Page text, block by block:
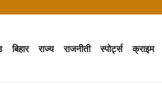
बिहार राज्य राजनीती स्पोर्ट्स क्राइम